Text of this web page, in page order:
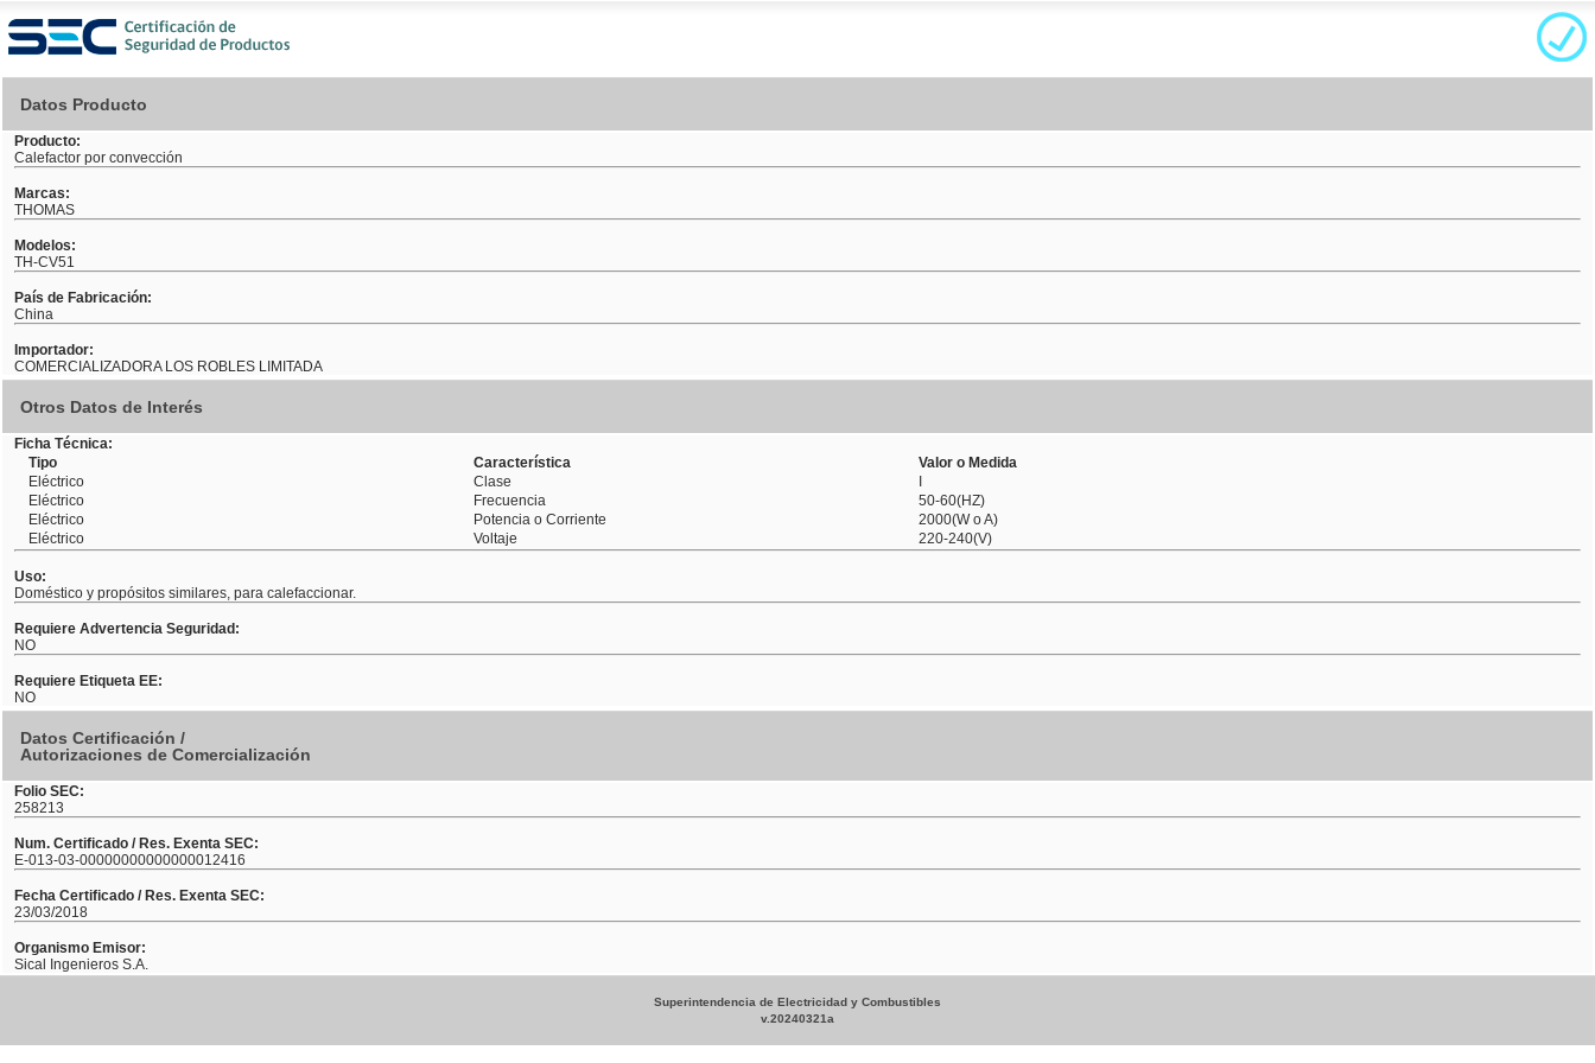
Datos Producto
Producto:
Calefactor por convección
Marcas:
THOMAS
Modelos:
TH-CV51
País de Fabricación:
China
Importador:
COMERCIALIZADORA LOS ROBLES LIMITADA
Otros Datos de Interés
Ficha Técnica:
Tipo
Característica
Valor o Medida
Eléctrico
Clase
Eléctrico
Frecuencia
50-60(HZ)
Eléctrico
Potencia o Corriente
2000(W o A)
Eléctrico
Voltaje 220-240(V)
Uso:
Doméstico y propósitos similares, para calefaccionar.
Requiere Advertencia Seguridad:
NO
Requiere Etiqueta EE:
NO
Datos Certificación /
Autorizaciones de Comercialización
Folio SEC:
258213
Num. Certificado / Res. Exenta SEC:
E-013-03-00000000000000012416
Fecha Certificado / Res. Exenta SEC:
23/03/2018
Organismo Emisor:
Sical Ingenieros S.A.
Superintendencia de Electricidad y Combustibles
v.20240321a